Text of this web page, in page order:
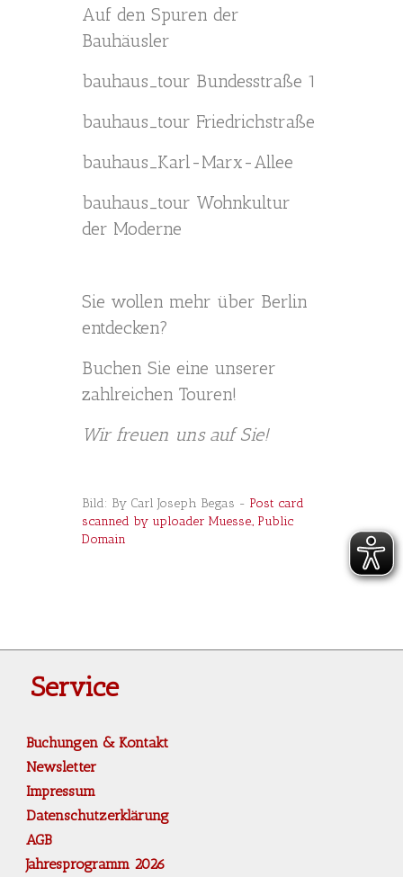
Auf den Spuren der
Bauhäusler
bauhaus_tour Bundesstraße 1
bauhaus_tour Friedrichstraße
bauhaus_Karl-Marx-Allee
bauhaus_tour Wohnkultur
der Moderne
Sie wollen mehr über Berlin
entdecken?
Buchen Sie eine unserer
zahlreichen Touren!
Wir freuen uns auf Sie!
Bild: By Carl Joseph Begas - Post card
scanned by uploader Muesse., Public
Domain
Service
Buchungen & Kontakt
Newsletter
Impressum
Datenschutzerklärung
AGB
Jahresprogramm 2026